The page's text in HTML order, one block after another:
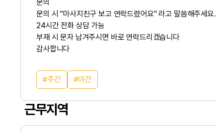
문의
문의 시"마사지친구 보고 연락드렸어요" 라고 말씀해주세요.
24시간 전화 상담 가능
부재 시문자 남겨주시면 바로 연락드리겠습니다
감사합니다
주간 야간
근무지역